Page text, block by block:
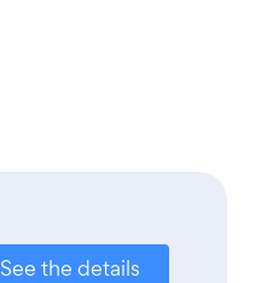
See the details